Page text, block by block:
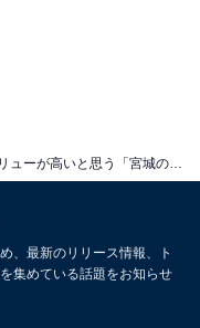
、最新のリリース情報、ト
集めている話題をお知らせ